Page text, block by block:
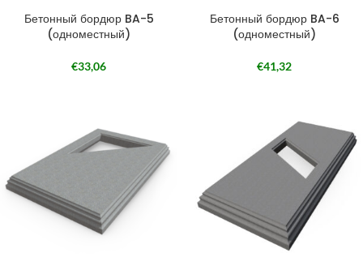
Бетонный бордюр BA-5
(одноместный)
€33,06
Бетонный бордюр BA-6
(одноместный)
€41,32